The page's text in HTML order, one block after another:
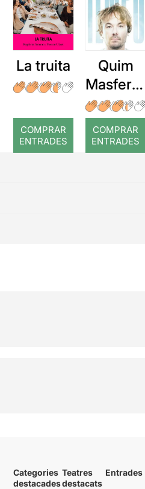
La truita
COMPRAR
ENTRADES
Quim
Masferre
r: Temps
COMPRAR
ENTRADES
Categories
destacades
Teatres
destacats
Entrades